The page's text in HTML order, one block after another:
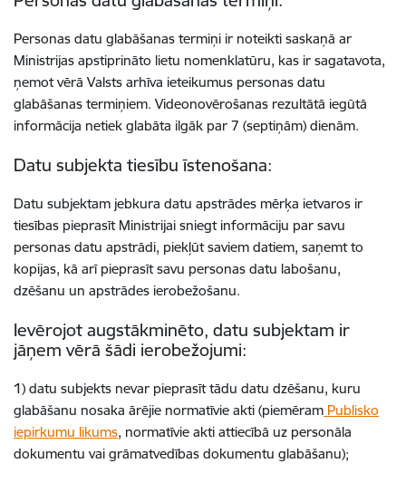
Personas datu glabāšanas termiņi ir noteikti saskaņā ar
Ministrijas apstiprināto lietu nomenklatūru, kas ir sagatavota,
ņemot vērā Valsts arhīva ieteikumus personas datu
glabāšanas termiņiem. Videonovērošanas rezultātā iegūtā
informācija netiek glabāta ilgāk par 7 (septiņām) dienām.
Datu subjekta tiesību īstenošana:
Datu subjektam jebkura datu apstrādes mērķa ietvaros ir
tiesības pieprasīt Ministrijai sniegt informāciju par savu
personas datu apstrādi, piekļūt saviem datiem, saņemt to
kopijas, kā arī pieprasīt savu personas datu labošanu,
dzēšanu un apstrādes ierobežošanu.
Ievērojot augstākminēto, datu subjektam ir
jāņem vērā šādi ierobežojumi:
1) datu subjekts nevar pieprasīt tādu datu dzēšanu, kuru
glabāšanu nosaka ārējie normatīvie akti (piemēram Publisko
iepirkumu likums, normatīvie akti attiecībā uz personāla
dokumentu vai grāmatvedības dokumentu glabāšanu);